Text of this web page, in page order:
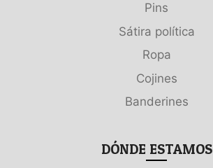
Pins
Sátira política
Ropa
Cojines
Banderines
DÓNDE ESTAMOS